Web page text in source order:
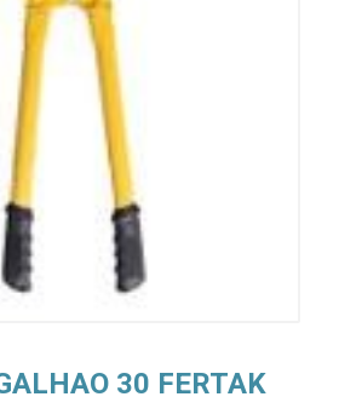
30 FERTAK